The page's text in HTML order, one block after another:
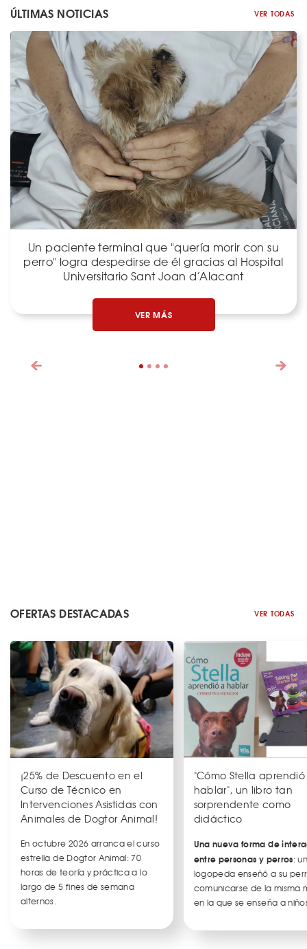
ÚLTIMAS NOTICIAS VER TODAS
Un paciente terminal que "quería morir con su
perro" logra despedirse de él gracias al Hospital
Universitario Sant Joan d’Alacant
VER MÁS
OFERTAS DESTACADAS VER TODAS
¡25% de Descuento en el
Curso de Técnico en
Intervenciones Asistidas con
Animales de Dogtor Animal!
En octubre 2026 arranca el curso
estrella de Dogtor Animal: 70
horas de teoría y práctica a lo
largo de 5 fines de semana
alternos.
"Cómo Stella
hablar", un libro tan
sorprendente como
didáctico
Una nueva forma de
entre personas y perros:
logopeda enseñó a su
comunicarse de la misma
en la que se enseña a